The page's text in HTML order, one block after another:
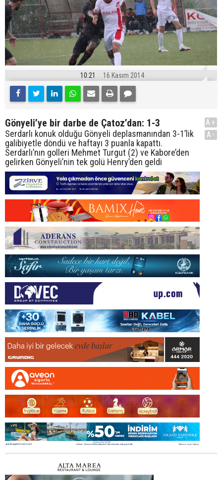
10:21 16 Kasım 2014
Gönyeli’ye bir darbe de Çatoz’dan: 1-3
Serdarlı konuk olduğu Gönyeli deplasmanından 3-1’lik
galibiyetle döndü ve haftayı 3 puanla kapattı.
Serdarlı’nın golleri Mehmet Turgut (2) ve Kabore’den
gelirken Gönyeli’nin tek golü Henry’den geldi
A+
A-